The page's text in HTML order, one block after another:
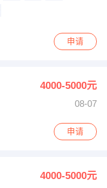
申请
4000-5000元
08-07
申请
4000-5000元